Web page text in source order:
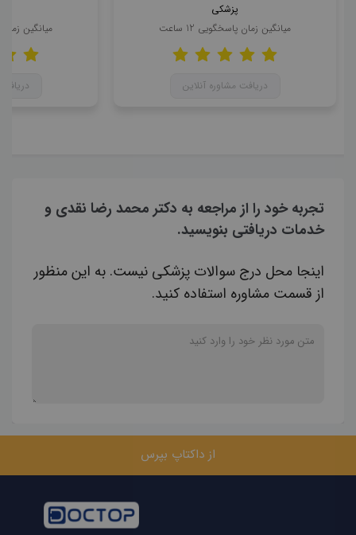
پزشکی
میانگین زمان پاسخگویی 12 ساعت
دریافت مشاوره آنلاین
میانگین
تجربه خود را از مراجعه به دکتر محمد رضا نقدی و
خدمات دریافتی بنویسید.
اینجا محل درج سوالات پزشکی نیست. به این منظور
از قسمت مشاوره استفاده کنید.
از داکتاپ بپرس